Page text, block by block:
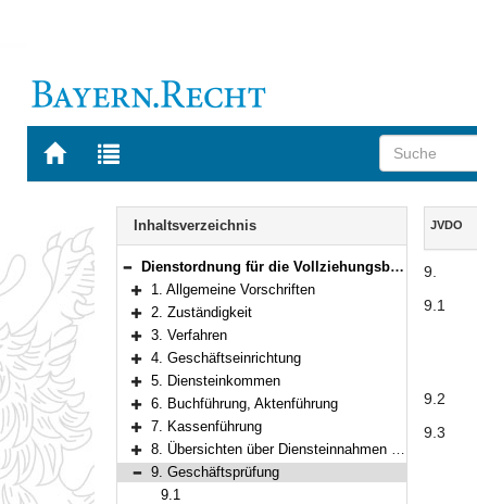
Zur
BAYERN.RECHT
Zur
letzten
Navigation
Inhaltsverzeichnis
Bereich reduzieren
Dienstordnung für die Vollziehungsbeamten der Justiz (Justizvollstreckungssekretär, Justizvollstreckungsobersekretär, Justizvollstreckungshauptsekretär)
Bereich erweitern
1. Allgemeine Vorschriften
Bereich erweitern
2. Zuständigkeit
Bereich erweitern
3. Verfahren
Bereich erweitern
4. Geschäftseinrichtung
Bereich erweitern
5. Diensteinkommen
Bereich erweitern
6. Buchführung, Aktenführung
Bereich erweitern
7. Kassenführung
Bereich erweitern
8. Übersichten über Diensteinnahmen und Geschäftstätigkeit
Bereich reduzieren
9. Geschäftsprüfung
9.1
Inhalt
JVDO
9.
9.1
9.2
9.3